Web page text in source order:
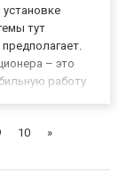
тут
– это
работу
10 »